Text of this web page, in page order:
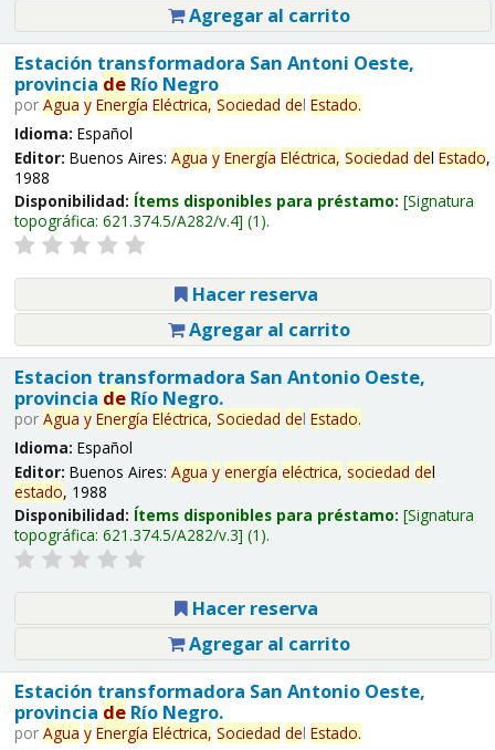
Agregar al carrito
Estación transformadora San Antoni Oeste,
provincia deRío Negro
por Agua y Energía Eléctrica, Sociedad del Estado.
Idioma: Español
Editor: Buenos Aires: Agua y Energía Eléctrica, Sociedad del Estado,
1988
Disponibilidad: Ítems disponibles para préstamo: Signatura
topográfica: 621.374.5/A282/v.4 (1).
Hacer reserva
Agregar al carrito
Estacion transformadora San Antonio Oeste,
provincia deRío Negro.
por Agua y Energía Eléctrica, Sociedad del Estado.
Idioma: Español
Editor: Buenos Aires: Agua y energía eléctrica, sociedad del
estado, 1988
Disponibilidad: Ítems disponibles para préstamo: Signatura
topográfica: 621.374.5/A282/v.3 (1).
Hacer reserva
Agregar al carrito
Estación transformadora San Antonio Oeste,
provincia deRío Negro.
por Agua y Energía Eléctrica, Sociedad del Estado.